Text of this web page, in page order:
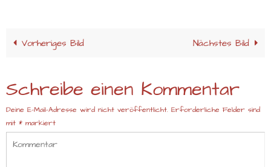
Vorheriges Bild Nächstes Bild
Schreibe einen Kommentar
Deine E-Mail-Adresse wird nicht veröffentlicht. Erforderliche Felder sind
mit * markiert